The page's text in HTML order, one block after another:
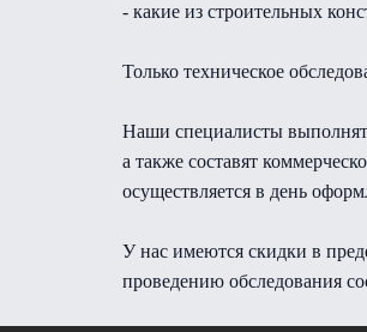
- какие из строительных
Только техническое
Наши специалисты выполнят
а также составят
осуществляется в день
У нас имеются скидки в
проведению обследования